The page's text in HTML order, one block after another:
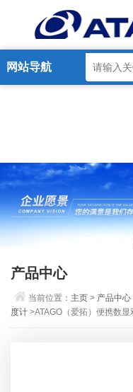
网站导航
产品中心
当前位置： 主页 > 产品中心
度计 >ATAGO（爱拓）便携数